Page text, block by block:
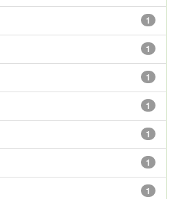
1
1
1
1
1
1
1